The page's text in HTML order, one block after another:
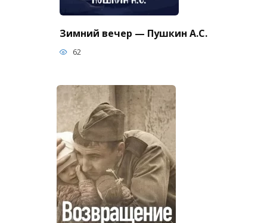
Зимний вечер — Пушкин А.С.
62